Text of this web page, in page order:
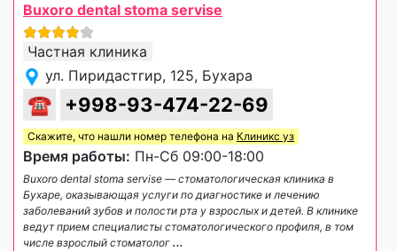
Buxoro dental stoma servise
Частная клиника
ул. Пиридастгир, 125, Бухара
☎ +998-93-474-22-69
Скажите, что нашли номер телефона на Клиникс уз
Время работы: Пн-Сб 09:00-18:00
Buxoro dental stoma servise — стоматологическая клиника в
Бухаре, оказывающая услуги по диагностике и лечению
заболеваний зубов и полости рта у взрослых и детей. В клинике
ведут прием специалисты стоматологического профиля, в том
числе взрослый стоматолог ...